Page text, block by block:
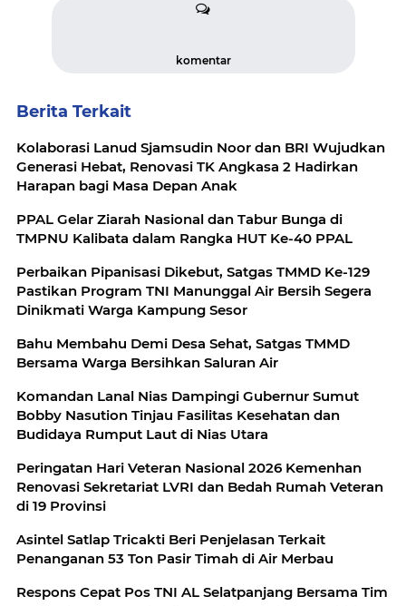
komentar
Berita Terkait
Kolaborasi Lanud Sjamsudin Noor dan BRI Wujudkan
Generasi Hebat, Renovasi TK Angkasa 2 Hadirkan
Harapan bagi Masa Depan Anak
PPAL Gelar Ziarah Nasional dan Tabur Bunga di
TMPNU Kalibata dalam Rangka HUT Ke-40 PPAL
Perbaikan Pipanisasi Dikebut, Satgas TMMD Ke-129
Pastikan Program TNI Manunggal Air Bersih Segera
Dinikmati Warga Kampung Sesor
Bahu Membahu Demi Desa Sehat, Satgas TMMD
Bersama Warga Bersihkan Saluran Air
Komandan Lanal Nias Dampingi Gubernur Sumut
Bobby Nasution Tinjau Fasilitas Kesehatan dan
Budidaya Rumput Laut di Nias Utara
Peringatan Hari Veteran Nasional 2026 Kemenhan
Renovasi Sekretariat LVRI dan Bedah Rumah Veteran
di 19 Provinsi
Asintel Satlap Tricakti Beri Penjelasan Terkait
Penanganan 53 Ton Pasir Timah di Air Merbau
Respons Cepat Pos TNI AL Selatpanjang Bersama Tim